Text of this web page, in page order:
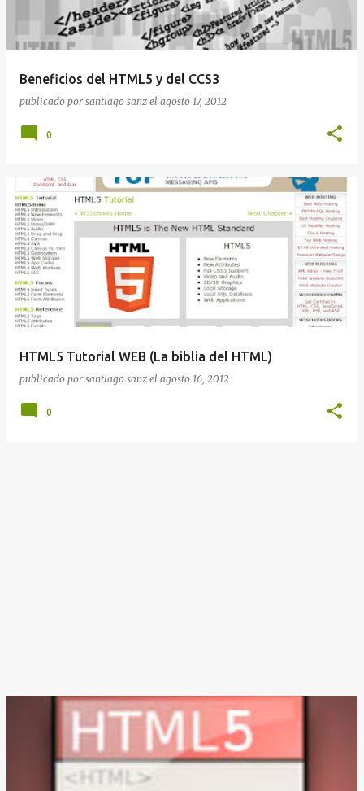
Beneficios del HTML5 y del CCS3
publicado por santiago sanz el agosto 17, 2012
0
HTML5 Tutorial WEB (La biblia del HTML)
publicado por santiago sanz el agosto 16, 2012
0